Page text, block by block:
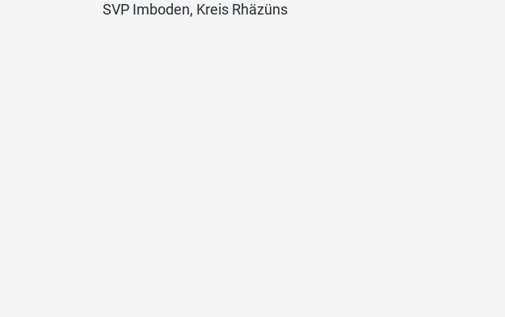
SVP Imboden, Kreis Rhäzüns